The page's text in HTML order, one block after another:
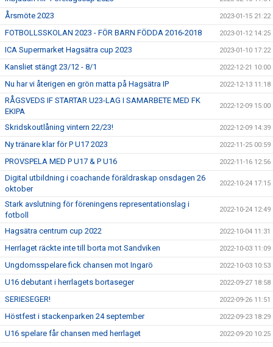
Årsmöte 2023 2023-01-15 21:22
FOTBOLLSSKOLAN 2023 - FÖR BARN FÖDDA 2016-2018 2023-01-12 14:25
ICA Supermarket Hagsätra cup 2023 2023-01-10 17:22
Kansliet stängt 23/12 - 8/1 2022-12-21 10:00
Nu har vi återigen en grön matta på Hagsätra IP 2022-12-13 11:18
RÅGSVEDS IF STARTAR U23-LAG I SAMARBETE MED FK
EKIPA
2022-12-09 15:00
Skridskoutlåning vintern 22/23! 2022-12-09 14:39
Ny tränare klar för P U17 2023 2022-11-25 00:59
PROVSPELA MED P U17 & P U16 2022-11-16 12:56
Digital utbildning i coachande föräldraskap onsdagen 26
oktober
2022-10-24 17:15
Stark avslutning för föreningens representationslag i
fotboll
2022-10-24 12:49
Hagsätra centrum cup 2022 2022-10-04 11:31
Herrlaget räckte inte till borta mot Sandviken 2022-10-03 11:09
Ungdomsspelare fick chansen mot Ingarö 2022-10-03 10:53
U16 debutant i herrlagets bortaseger 2022-09-27 18:58
SERIESEGER! 2022-09-26 11:51
Höstfest i stackenparken 24 september 2022-09-23 18:29
U16 spelare får chansen med herrlaget 2022-09-20 10:25